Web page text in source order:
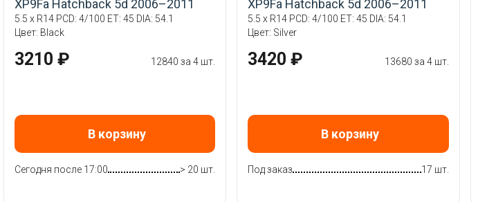
XP9Fa Hatchback 5d 2006–2011
5.5 x R14 PCD: 4/100 ET: 45 DIA: 54.1
Цвет: Black
3210 ₽ 12840 за 4 шт.
В корзину
Сегодня после 17:00 > 20 шт.
XP9Fa Hatchback 5d 2006–2011
5.5 x R14 PCD: 4/100 ET: 45 DIA: 54.1
Цвет: Silver
3420 ₽ 13680 за 4 шт.
В корзину
Под заказ 17 шт.